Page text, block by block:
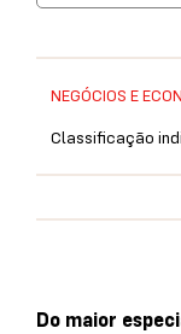
NEGÓCIOS E
Classificação
Do maior